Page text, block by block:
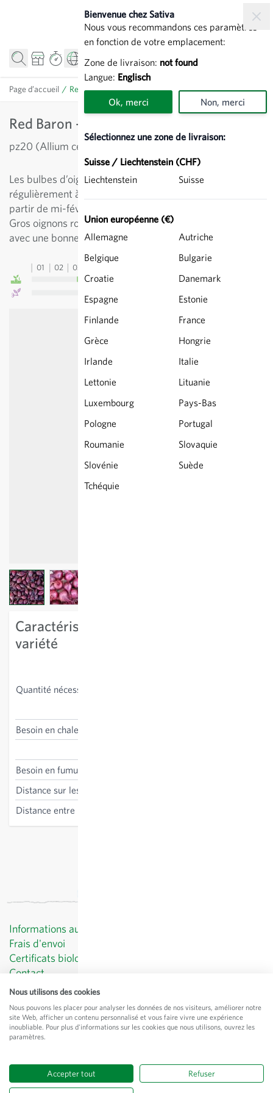
Bienvenue chez Sativa
Nous vous recommandons ces paramètres
en fonction de votre emplacement:
Zone de livraison: not found
Langue: Englisch
Ok, merci Non, merci
Sélectionnez une zone de livraison:
Suisse / Liechtenstein (CHF)
Liechtenstein
Suisse
Union européenne (€)
Allemagne
Autriche
Belgique
Bulgarie
Croatie
Danemark
Espagne
Estonie
Finlande
France
Grèce
Hongrie
Irlande
Italie
Lettonie
Lituanie
Luxembourg
Pays-Bas
Pologne
Portugal
Roumanie
Slovaquie
Slovénie
Suède
Tchéquie
Page d’accueil / Red Baron - Bulbilles d'oignon
Red Baron - Bulbilles d'oignon
pz20 (Allium cepa)
Les bulbes d’oignons peuvent être réservés
régulièrement à partir de mi-novembre et seront livrés à
partir de mi-février.
Gros oignons ronds à ovoïde, de couleur rouge foncé
avec une bonne capacité de conservation.
01 02 03
View larger imageView larger image
Caractéristiques spécifiques à la
variété
Quantité nécessaire
Besoin en chaleur
Besoin en fumure
Distance sur les lignes
Distance entre les lignes
Informations au client
Frais d'envoi
Certificats biologiques
Contact
Protection des données
CGV
Mentions légales
CH-8462 Rheinau
Tous les prixhors
Nous utilisons des cookies
Nous pouvons les placer pour analyser les données de nos visiteurs, améliorer notre
site Web, afficher un contenu personnalisé et vous faire vivre une expérience
inoubliable. Pour plus d'informations sur les cookies que nous utilisons, ouvrez les
paramètres.
Accepter tout Refuser